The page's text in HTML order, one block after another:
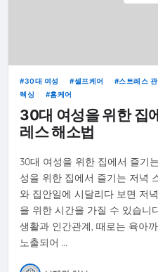
30대 여성 셀프케어 스트레스 관
렉싱
홈케어
30대 여성을 위한 집
레스 해소법
30대 여성을 위한 집에서 즐기
성을 위한 집에서 즐기는 저녁
와 집안일에 시달리다 보면 저
을 위한 시간을 가질 수 있습니
생활과 인간관계, 때로는 육아
노출되어 …